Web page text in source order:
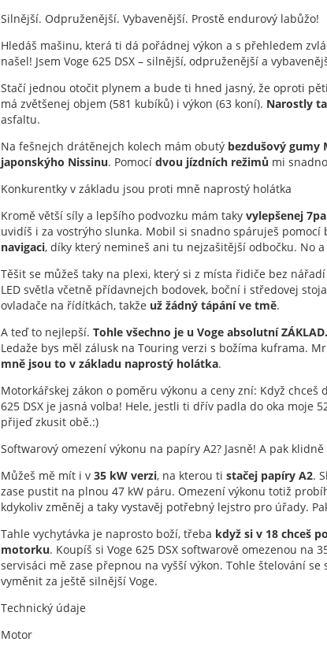
Silnější. Odpruženější. Vybavenější. Prostě endurový labůžo!
Hledáš mašinu, která ti dá pořádnej výkon a s přehledem
našel! Jsem Voge 625 DSX – silnější, odpruženější a
Stačí jednou otočit plynem a bude ti hned jasný, že oproti
má zvětšenej objem (581 kubíků) i výkon (63 koní). Narostly
asfaltu.
Na fešnejch drátěnejch kolech mám obutý bezdušový gumy
japonskýho Nissinu. Pomocí dvou jízdních režimů mi
Konkurentky v základu jsou proti mně naprostý holátka
Kromě větší síly a lepšího podvozku mám taky vylepšenej
uvidíš i za vostrýho slunka. Mobil si snadno spáruješ
navigaci, díky který nemineš ani tu nejzašitější odbočku. No a
Těšit se můžeš taky na plexi, který si z místa řidiče bez
LED světla včetně přídavnejch bodovek, boční i středovej
ovladače na řídítkách, takže už žádný tápání ve tmě.
A teď to nejlepší. Tohle všechno je u Voge absolutní ZÁKLAD.
Ledaže bys měl zálusk na Touring verzi s božíma kuframa.
mně jsou to v základu naprostý holátka.
Motorkářskej zákon o poměru výkonu a ceny zní: Když chceš
625 DSX je jasná volba! Hele, jestli ti dřív padla do oka moje
přijeď zkusit obě.:)
Softwarový omezení výkonu na papíry A2? Jasně! A pak
Můžeš mě mít i v 35 kW verzi, na kterou ti stačej papíry A2.
zase pustit na plnou 47 kW páru. Omezení výkonu totiž
kdykoliv změněj a taky vystavěj potřebný lejstro pro úřady.
Tahle vychytávka je naprosto boží, třeba když si v 18 chceš
motorku. Koupíš si Voge 625 DSX softwarově omezenou na
servisáci mě zase přepnou na vyšší výkon. Tohle štelování
vyměnit za ještě silnější Voge.
Technický údaje
Motor